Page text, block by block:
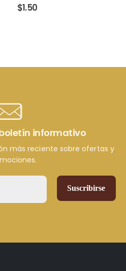
$1.50
informativo
más reciente sobre ofertas y